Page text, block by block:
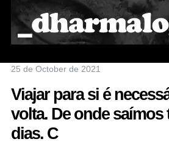
25 de October de 2021
Viajar para si é
volta. De onde saímos
dias. C